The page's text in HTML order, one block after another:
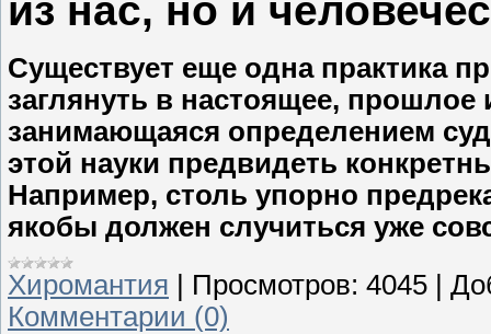
из нас, но и
Существует еще одна практика
заглянуть в настоящее,
занимающаяся определением
этой науки предвидеть
Например, столь упорно
якобы должен случиться уже
Хиромантия
Просмотров: 4045
Комментарии (0)